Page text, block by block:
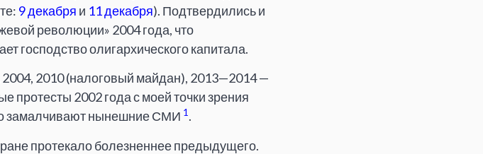
9 декабря и 11 декабря). Подтвердились и
революции» 2004 года, что
господство олигархического капитала.
2010 (налоговый майдан), 2013—2014 —
протесты 2002 года с моей точки зрения
замалчивают нынешние СМИ 1.
протекало болезненнее предыдущего.